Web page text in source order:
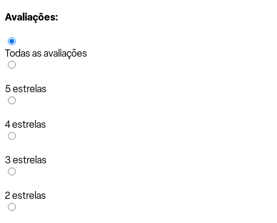
Avaliações:
Todas as avaliações
5 estrelas
4 estrelas
3 estrelas
2 estrelas